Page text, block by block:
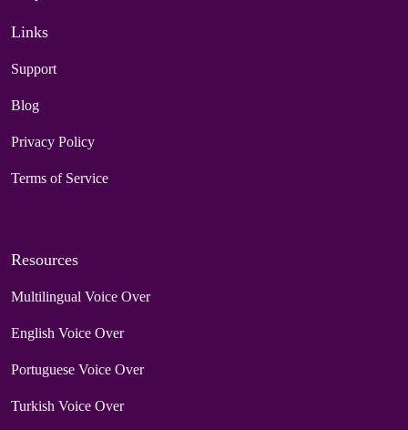
Links
Support
Blog
Privacy Policy
Terms of Service
Resources
Multilingual Voice Over
English Voice Over
Portuguese Voice Over
Turkish Voice Over